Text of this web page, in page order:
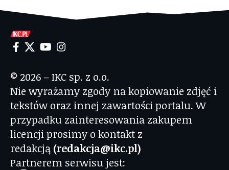
© 2026 – IKC sp. z o.o.
Nie wyrażamy zgody na kopiowanie zdjęć i
tekstów oraz innej zawartości portalu. W
przypadku zainteresowania zakupem
licencji prosimy o kontakt z
redakcją (redakcja@ikc.pl)
Partnerem serwisu jest: